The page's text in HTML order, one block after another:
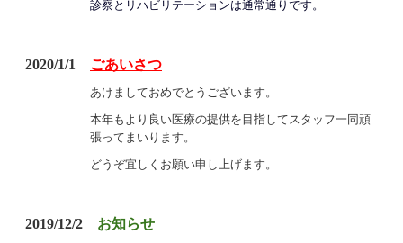
診察とリハビリテーションは通常通りです。
2020/1/1 ごあいさつ
あけましておめでとうございます。
本年もより良い医療の提供を目指してスタッフ一同頑
張ってまいります。
どうぞ宜しくお願い申し上げます。
2019/12/2 お知らせ